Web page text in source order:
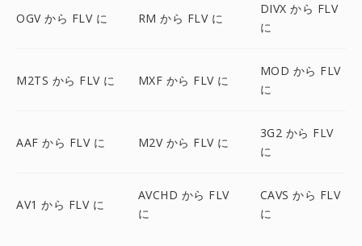
OGV から FLV に RM から FLV に
DIVX から FLV
に
M2TS から FLV に MXF から FLV に
MOD から FLV
に
AAF から FLV に M2V から FLV に
3G2 から FLV
に
AV1 から FLV に
AVCHD から FLV
に
CAVS から FLV
に